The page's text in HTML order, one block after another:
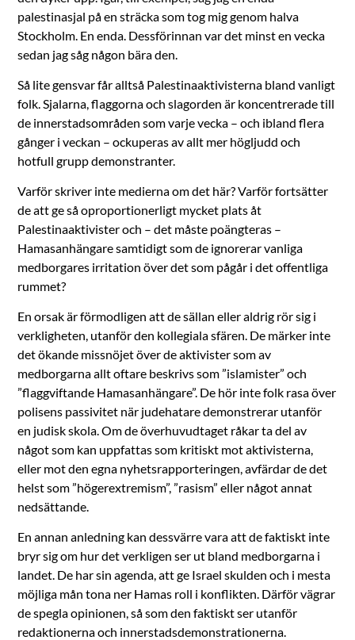
palestinasjal på en sträcka som tog mig genom halva
Stockholm. En enda. Dessförinnan var det minst en vecka
sedan jag såg någon bära den.
Så lite gensvar får alltså Palestinaaktivisterna bland vanligt
folk. Sjalarna, flaggorna och slagorden är koncentrerade till
de innerstadsområden som varje vecka – och ibland flera
gånger i veckan – ockuperas av allt mer högljudd och
hotfull grupp demonstranter.
Varför skriver inte medierna om det här? Varför fortsätter
de att ge så oproportionerligt mycket plats åt
Palestinaaktivister och – det måste poängteras –
Hamasanhängare samtidigt som de ignorerar vanliga
medborgares irritation över det som pågår i det offentliga
rummet?
En orsak är förmodligen att de sällan eller aldrig rör sig i
verkligheten, utanför den kollegiala sfären. De märker inte
det ökande missnöjet över de aktivister som av
medborgarna allt oftare beskrivs som ”islamister” och
”flaggviftande Hamasanhängare”. De hör inte folk rasa över
polisens passivitet när judehatare demonstrerar utanför
en judisk skola. Om de överhuvudtaget råkar ta del av
något som kan uppfattas som kritiskt mot aktivisterna,
eller mot den egna nyhetsrapporteringen, avfärdar de det
helst som ”högerextremism”, ”rasism” eller något annat
nedsättande.
En annan anledning kan dessvärre vara att de faktiskt inte
bryr sig om hur det verkligen ser ut bland medborgarna i
landet. De har sin agenda, att ge Israel skulden och i mesta
möjliga mån tona ner Hamas roll i konflikten. Därför vägrar
de spegla opinionen, så som den faktiskt ser utanför
redaktionerna och innerstadsdemonstrationerna.